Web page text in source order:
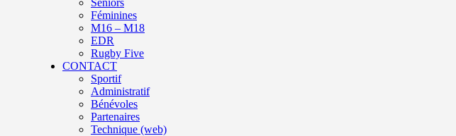
Seniors
Féminines
M16 – M18
EDR
Rugby Five
CONTACT
Sportif
Administratif
Bénévoles
Partenaires
Technique (web)